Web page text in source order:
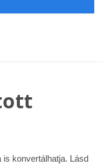
konvertálhatja. Lásd